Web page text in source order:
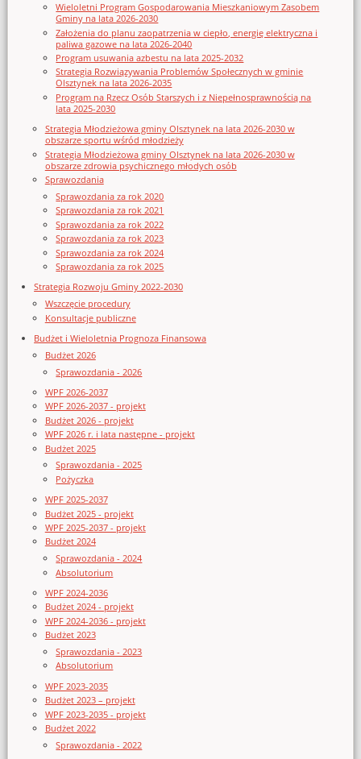
Wieloletni Program Gospodarowania Mieszkaniowym Zasobem
Gminy na lata 2026-2030
Założenia do planu zaopatrzenia w ciepło, energię elektryczna i
paliwa gazowe na lata 2026-2040
Program usuwania azbestu na lata 2025-2032
Strategia Rozwiązywania Problemów Społecznych w gminie
Olsztynek na lata 2026-2035
Program na Rzecz Osób Starszych i z Niepełnosprawnością na
lata 2025-2030
Strategia Młodzieżowa gminy Olsztynek na lata 2026-2030 w
obszarze sportu wśród młodzieży
Strategia Młodzieżowa gminy Olsztynek na lata 2026-2030 w
obszarze zdrowia psychicznego młodych osób
Sprawozdania
Sprawozdania za rok 2020
Sprawozdania za rok 2021
Sprawozdania za rok 2022
Sprawozdania za rok 2023
Sprawozdania za rok 2024
Sprawozdania za rok 2025
Strategia Rozwoju Gminy 2022-2030
Wszczęcie procedury
Konsultacje publiczne
Budżet i Wieloletnia Prognoza Finansowa
Budżet 2026
Sprawozdania - 2026
WPF 2026-2037
WPF 2026-2037 - projekt
Budżet 2026 - projekt
WPF 2026 r. i lata następne - projekt
Budżet 2025
Sprawozdania - 2025
Pożyczka
WPF 2025-2037
Budżet 2025 - projekt
WPF 2025-2037 - projekt
Budżet 2024
Sprawozdania - 2024
Absolutorium
WPF 2024-2036
Budżet 2024 - projekt
WPF 2024-2036 - projekt
Budżet 2023
Sprawozdania - 2023
Absolutorium
WPF 2023-2035
Budżet 2023 – projekt
WPF 2023-2035 - projekt
Budżet 2022
Sprawozdania - 2022